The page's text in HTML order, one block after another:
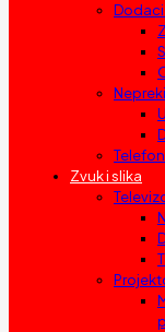
Zvuk i slika